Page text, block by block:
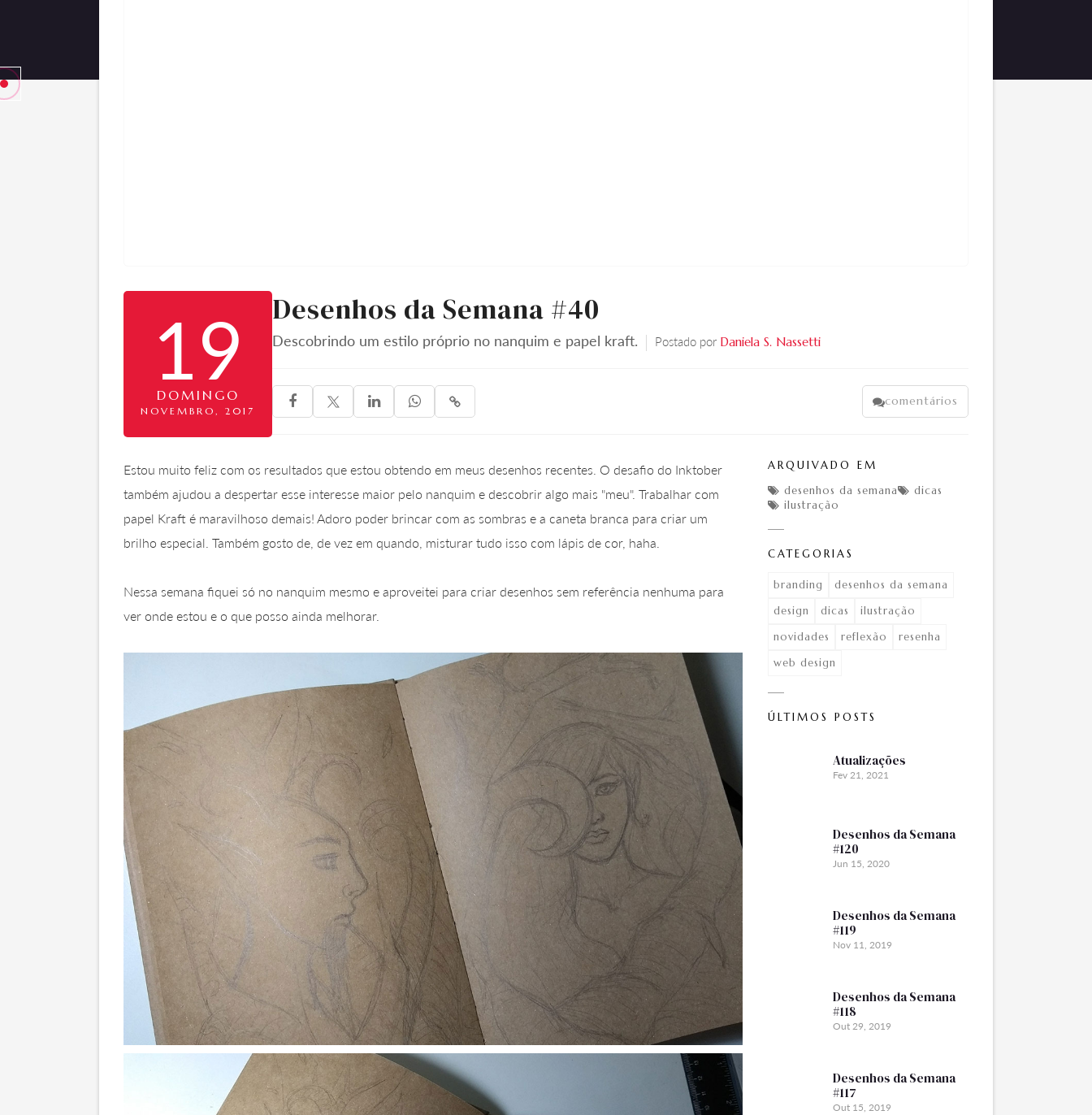
19
DOMINGO
NOVEMBRO, 2017
Desenhos da Semana #40
Descobrindo um estilo próprio no nanquim e papel kraft. Postado por Daniela S. Nassetti
    comentários
Estou muito feliz com os resultados que estou obtendo em meus desenhos recentes. O desafio do Inktober
também ajudou a despertar esse interesse maior pelo nanquim e descobrir algo mais "meu". Trabalhar com
papel Kraft é maravilhoso demais! Adoro poder brincar com as sombras e a caneta branca para criar um
brilho especial. Também gosto de, de vez em quando, misturar tudo isso com lápis de cor, haha.
Nessa semana fiquei só no nanquim mesmo e aproveitei para criar desenhos sem referência nenhuma para
ver onde estou e o que posso ainda melhorar.
ARQUIVADO EM
 desenhos da semana dicas
 ilustração
CATEGORIAS
branding
desenhos da semana
design
dicas
ilustração
novidades
reflexão
resenha
web design
ÚLTIMOS POSTS
Atualizações
Fev 21, 2021
Desenhos da Semana
#120
Jun 15, 2020
Desenhos da Semana
#119
Nov 11, 2019
Desenhos da Semana
#118
Out 29, 2019
Desenhos da Semana
#117
Out 15, 2019